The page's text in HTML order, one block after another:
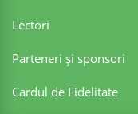
Lectori
Parteneri şi sponsori
Cardul de Fidelitate